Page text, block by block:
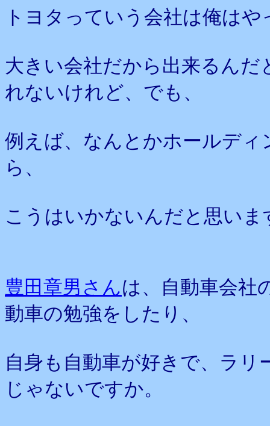
トヨタっていう会社は俺は
大きい会社だから出来るん
れないけれど、でも、
例えば、なんとかホールデ
ら、
こうはいかないんだと思いま
豊田章男さんは、自動車会社
動車の勉強をしたり、
自身も自動車が好きで、ラ
じゃないですか。